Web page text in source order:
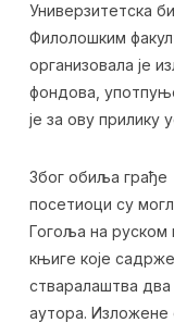
Универзитетска
Филолошким
организовала је
фондова,
је за ову прилику
Због обиља грађе
посетиоци су
Гогоља на руском
књиге које
стваралаштва
аутора. Изложене